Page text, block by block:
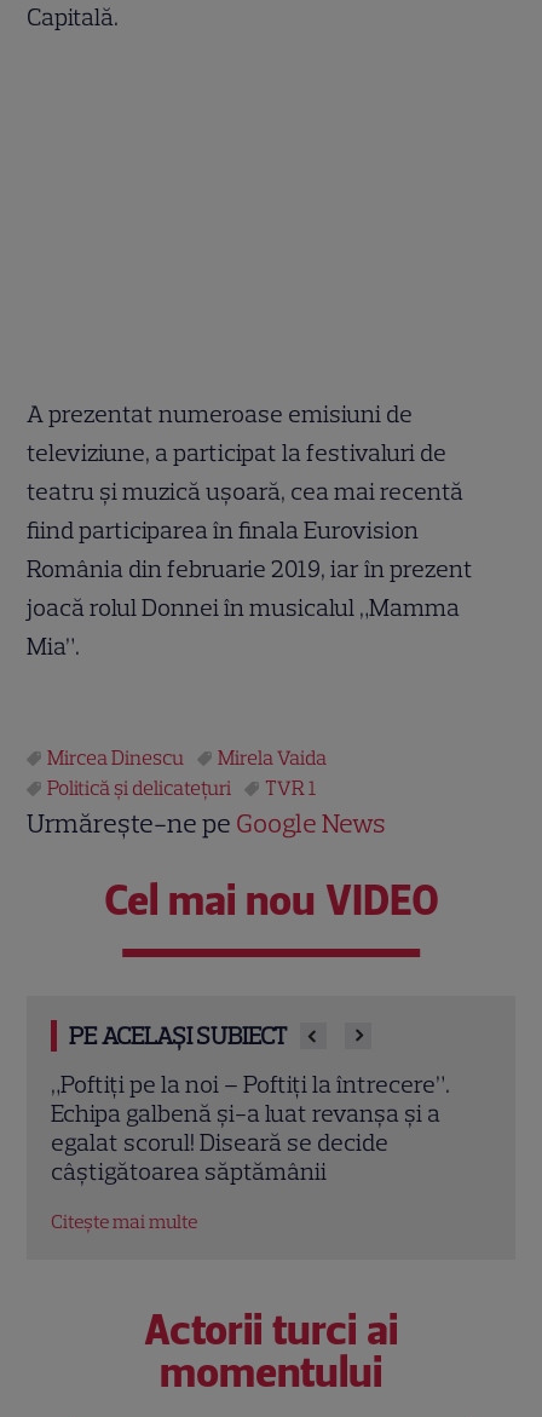
Capitală.
A prezentat numeroase emisiuni de
televiziune, a participat la festivaluri de
teatru şi muzică uşoară, cea mai recentă
fiind participarea în finala Eurovision
România din februarie 2019, iar în prezent
joacă rolul Donnei în musicalul „Mamma
Mia”.
Mircea Dinescu
Mirela Vaida
Politică şi delicateţuri
TVR 1
Urmărește-ne pe Google News
Cel mai nou VIDEO
PE ACELAȘI SUBIECT
Cum a ajuns Mirela Vaida în televiziune.
Dezvăluirea făcută despre începuturile
sale în București: „N-aveam decât un
sac de haine”
Citește mai multe
Actorii turci ai
momentului